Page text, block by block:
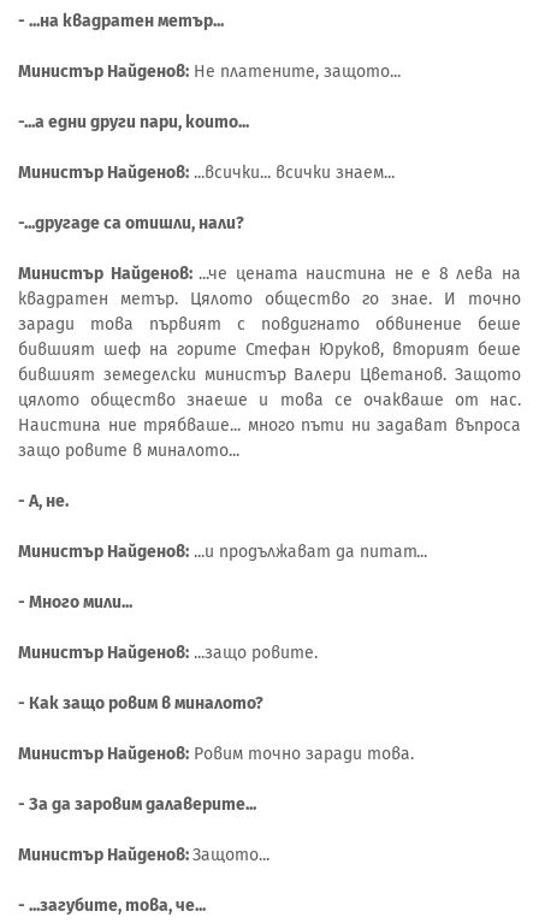
- ...на квадратен метър...
Министър Найденов: Не платените, защото...
-...а едни други пари, които...
Министър Найденов: ...всички... всички знаем...
-...другаде са отишли, нали?
Министър Найденов:...че цената наистина не е 8 лева на
квадратен метър. Цялото общество го знае. И точно
заради това първият с повдигнато обвинение беше
бившият шеф на горите Стефан Юруков, вторият беше
бившият земеделски министър Валери Цветанов. Защото
цялото общество знаеше и това се очакваше от нас.
Наистина ние трябваше... много пъти ни задават въпроса
защо ровите в миналото...
- А, не.
Министър Найденов: ...и продължават да питат...
- Много мили...
Министър Найденов: ...защо ровите.
- Как защо ровим в миналото?
Министър Найденов: Ровим точно заради това.
- За да заровим далаверите...
Министър Найденов:Защото...
- ...загубите, това, че...